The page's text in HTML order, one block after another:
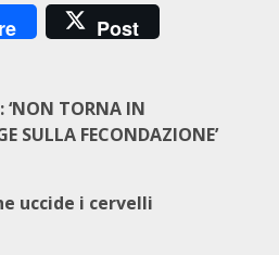
Post
‘NON TORNA IN
SULLA FECONDAZIONE’
uccide i cervelli